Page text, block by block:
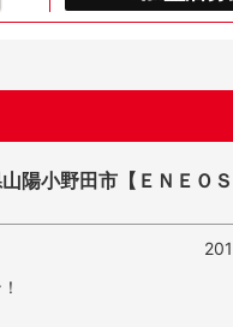
陽小野田市【ＥＮＥＯ